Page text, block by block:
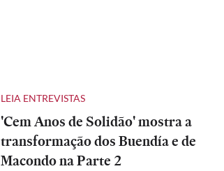
LEIA ENTREVISTAS
'Cem Anos de Solidão' mostra a
transformação dos Buendía e de
Macondo na Parte 2